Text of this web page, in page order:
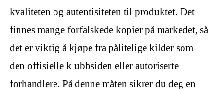
kvaliteten og autentisiteten til produktet. Det
finnes mange forfalskede kopier på markedet, så
det er viktig å kjøpe fra pålitelige kilder som
den offisielle klubbsiden eller autoriserte
forhandlere. På denne måten sikrer du deg en